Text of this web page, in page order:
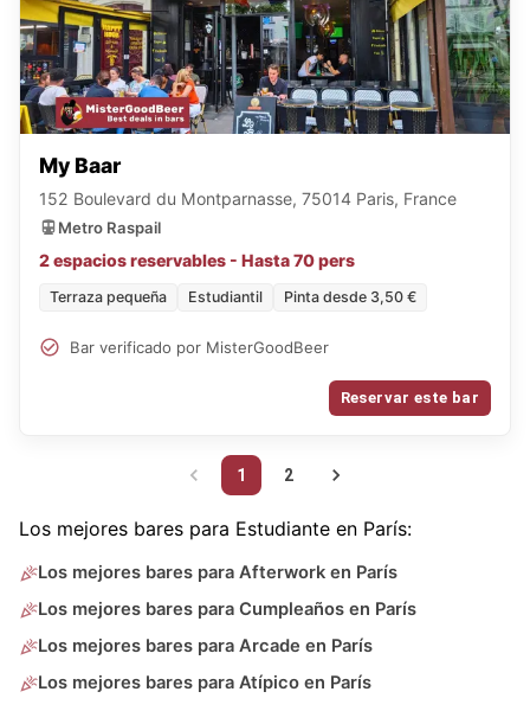
My Baar
152 Boulevard du Montparnasse, 75014 Paris, France
Metro Raspail
2 espacios reservables - Hasta 70 pers
Terraza pequeña Estudiantil Pinta desde 3,50 €
Bar verificado por MisterGoodBeer
Reservar este bar
1 2
Los mejores bares para Estudiante en París:
Los mejores bares para Afterwork en París
Los mejores bares para Cumpleaños en París
Los mejores bares para Arcade en París
Los mejores bares para Atípico en París